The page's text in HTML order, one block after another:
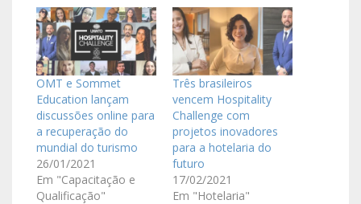
OMT e Sommet
Education lançam
discussões online para
a recuperação do
mundial do turismo
26/01/2021
Em "Capacitação e
Qualificação"
Três brasileiros
vencem Hospitality
Challenge com
projetos inovadores
para a hotelaria do
futuro
17/02/2021
Em "Hotelaria"